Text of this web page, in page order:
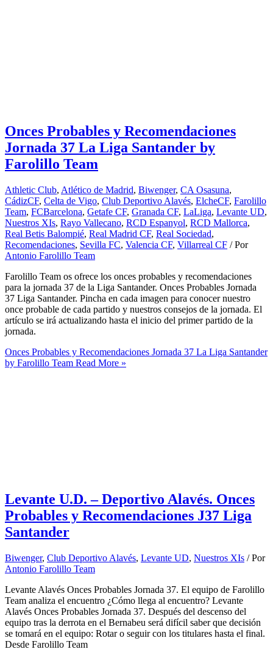
Onces Probables y Recomendaciones
Jornada 37 La Liga Santander by
Farolillo Team
Athletic Club, Atlético de Madrid, Biwenger, CA Osasuna,
CádizCF, Celta de Vigo, Club Deportivo Alavés, ElcheCF, Farolillo
Team, FCBarcelona, Getafe CF, Granada CF, LaLiga, Levante UD,
Nuestros XIs, Rayo Vallecano, RCD Espanyol, RCD Mallorca,
Real Betis Balompié, Real Madrid CF, Real Sociedad,
Recomendaciones, Sevilla FC, Valencia CF, Villarreal CF / Por
Antonio Farolillo Team
Farolillo Team os ofrece los onces probables y recomendaciones
para la jornada 37 de la Liga Santander. Onces Probables Jornada
37 Liga Santander. Pincha en cada imagen para conocer nuestro
once probable de cada partido y nuestros consejos de la jornada. El
artículo se irá actualizando hasta el inicio del primer partido de la
jornada.
Onces Probables y Recomendaciones Jornada 37 La Liga Santander
by Farolillo Team Read More »
Levante U.D. – Deportivo Alavés. Onces
Probables y Recomendaciones J37 Liga
Santander
Biwenger, Club Deportivo Alavés, Levante UD, Nuestros XIs / Por
Antonio Farolillo Team
Levante Alavés Onces Probables Jornada 37. El equipo de Farolillo
Team analiza el encuentro ¿Cómo llega al encuentro? Levante
Alavés Onces Probables Jornada 37. Después del descenso del
equipo tras la derrota en el Bernabeu será difícil saber que decisión
se tomará en el equipo: Rotar o seguir con los titulares hasta el final.
Desde Farolillo Team